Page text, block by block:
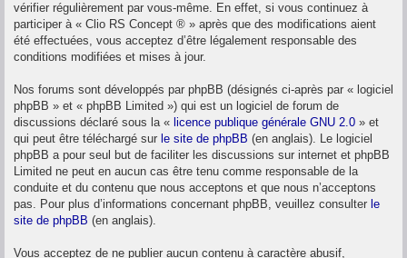
vérifier régulièrement par vous-même. En effet, si vous continuez à
participer à « Clio RS Concept ® » après que des modifications aient
été effectuées, vous acceptez d’être légalement responsable des
conditions modifiées et mises à jour.
Nos forums sont développés par phpBB (désignés ci-après par « logiciel
phpBB » et « phpBB Limited ») qui est un logiciel de forum de
discussions déclaré sous la « licence publique générale GNU 2.0 » et
qui peut être téléchargé sur le site de phpBB (en anglais). Le logiciel
phpBB a pour seul but de faciliter les discussions sur internet et phpBB
Limited ne peut en aucun cas être tenu comme responsable de la
conduite et du contenu que nous acceptons et que nous n’acceptons
pas. Pour plus d’informations concernant phpBB, veuillez consulter le
site de phpBB (en anglais).
Vous acceptez de ne publier aucun contenu à caractère abusif,